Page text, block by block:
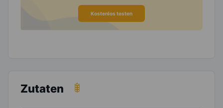
Kostenlos testen
Zutaten